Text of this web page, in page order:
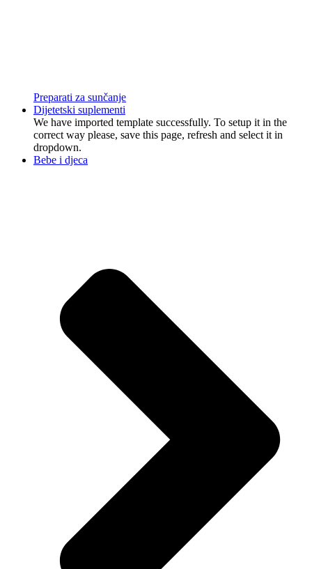
Preparati za sunčanje
Dijetetski suplementi
We have imported template successfully. To setup it in the
correct way please, save this page, refresh and select it in
dropdown.
Bebe i djeca